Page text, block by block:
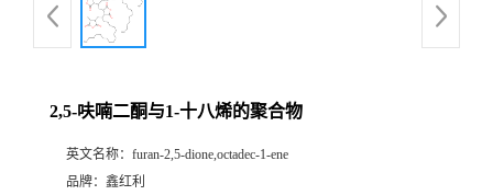
2,5-呋喃二酮与1-十八烯的聚合物
英文名称： furan-2,5-dione,octadec-1-ene
品牌： 鑫红利